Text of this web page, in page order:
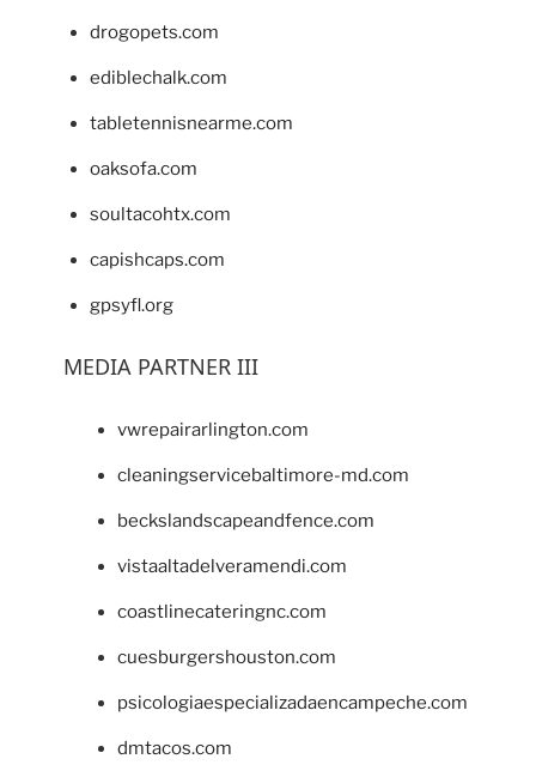
drogopets.com
ediblechalk.com
tabletennisnearme.com
oaksofa.com
soultacohtx.com
capishcaps.com
gpsyfl.org
MEDIA PARTNER III
vwrepairarlington.com
cleaningservicebaltimore-md.com
beckslandscapeandfence.com
vistaaltadelveramendi.com
coastlinecateringnc.com
cuesburgershouston.com
psicologiaespecializadaencampeche.com
dmtacos.com